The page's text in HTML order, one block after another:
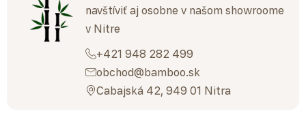
navštíviť aj osobne v našom showroome
v Nitre
+421 948 282 499
obchod@bamboo.sk
Cabajská 42, 949 01 Nitra